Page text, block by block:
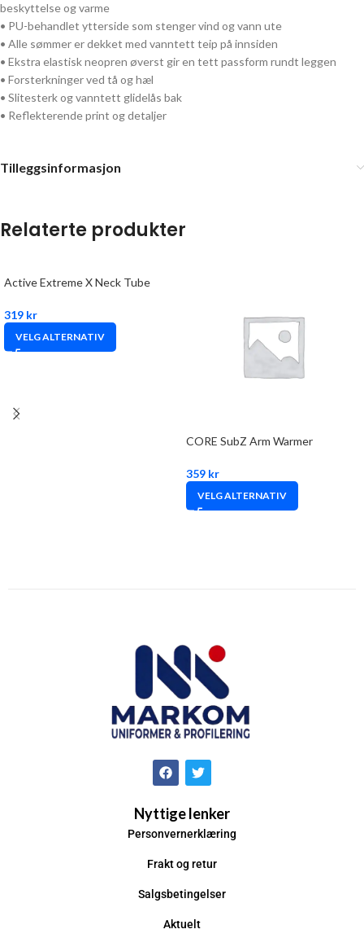
beskyttelse og varme
• PU-behandlet ytterside som stenger vind og vann ute
• Alle sømmer er dekket med vanntett teip på innsiden
• Ekstra elastisk neopren øverst gir en tett passform rundt leggen
• Forsterkninger ved tå og hæl
• Slitesterk og vanntett glidelås bak
• Reflekterende print og detaljer
Tilleggsinformasjon
Relaterte produkter
Active Extreme X Neck Tube
319 kr
VELG ALTERNATIV
CORE SubZ Arm Warmer
359 kr
VELG ALTERNATIV
Nyttige lenker
Personvernerklæring
Frakt og retur
Salgsbetingelser
Aktuelt